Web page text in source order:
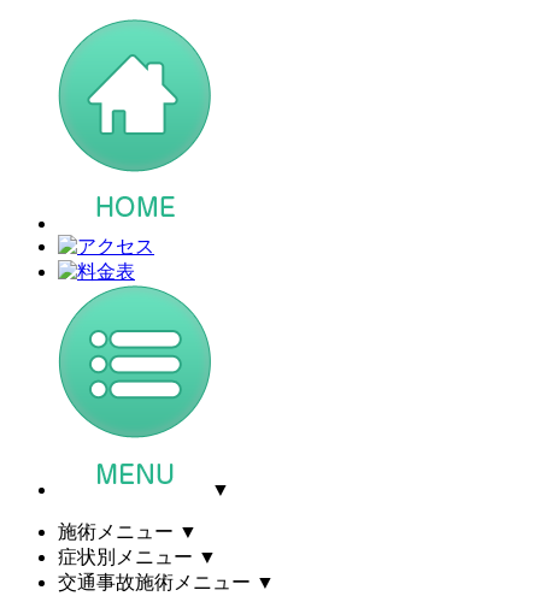
▼
施術メニュー ▼
症状別メニュー ▼
交通事故施術メニュー ▼